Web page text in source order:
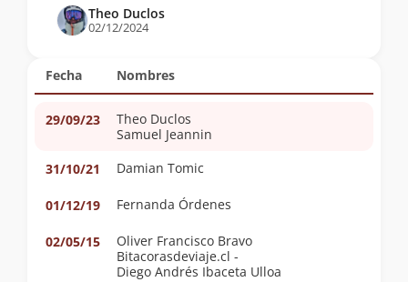
Fecha Nombres
29/09/23
Theo Duclos
Samuel Jeannin
31/10/21
Damian Tomic
01/12/19 Fernanda Órdenes
02/05/15
Oliver Francisco Bravo
Bitacorasdeviaje.cl -
Diego Andrés Ibaceta Ulloa
Theo Duclos
02/12/2024